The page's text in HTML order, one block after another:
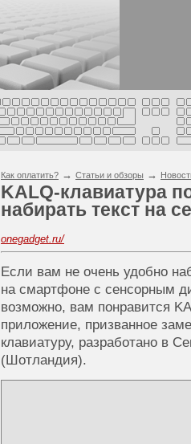
Как оплатить? → Статьи и обзоры →
KALQ-клавиатура
набирать текст на
onegadget.ru/
Если вам не очень удобно
на смартфоне с сенсорным
возможно, вам понравится
приложение, призванное
клавиатуру, разработано в
(Шотландия).